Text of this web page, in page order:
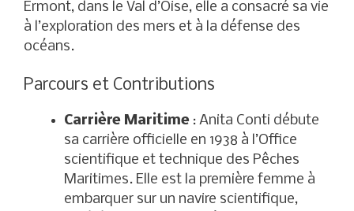
Ermont, dans le Val d’Oise, elle a consacré sa vie
à l’exploration des mers et à la défense des
océans.
Parcours et Contributions
Carrière Maritime : Anita Conti débute
sa carrière officielle en 1938 à l’Office
scientifique et technique des Pêches
Maritimes. Elle est la première femme à
embarquer sur un navire scientifique,